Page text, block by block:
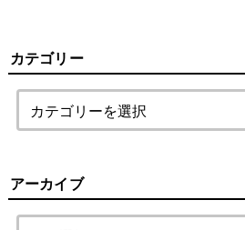
カテゴリー
アーカイブ